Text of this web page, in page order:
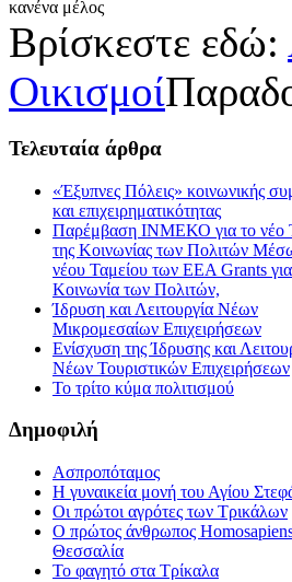
κανένα μέλος
Βρίσκεστε εδώ:
Οικισμοί
Τελευταία άρθρα
«Έξυπνες Πόλεις» κοινωνικής
και επιχειρηματικότητας
Παρέμβαση ΙΝΜΕΚΟ για το νέο
της Κοινωνίας των Πολιτών
νέου Ταμείου των ΕΕΑ Grants
Κοινωνία των Πολιτών,
Ίδρυση και Λειτουργία Νέων
Μικρομεσαίων Επιχειρήσεων
Ενίσχυση της Ίδρυσης και
Νέων Τουριστικών Επιχειρήσεων
Το τρίτο κύμα πολιτισμού
Δημοφιλή
Ασπροπόταμος
Η γυναικεία μονή του Αγίου
Οι πρώτοι αγρότες των Τρικάλων
Ο πρώτος άνθρωπος
Θεσσαλία
Το φαγητό στα Τρίκαλα